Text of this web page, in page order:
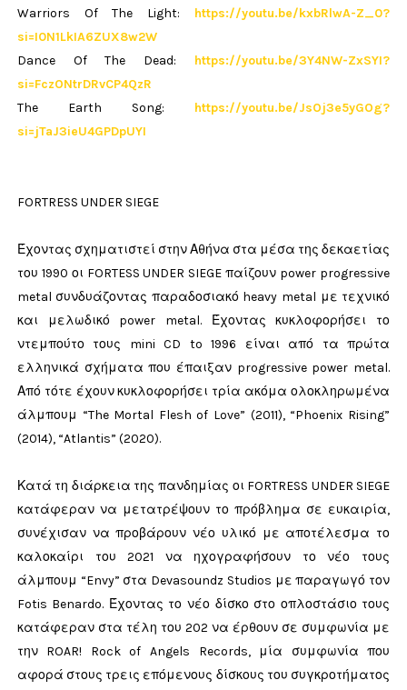
Warriors Of The Light: https://youtu.be/kxbRlwA-Z_0?
si=I0N1LkIA6ZUX8w2W
Dance Of The Dead: https://youtu.be/3Y4NW-ZxSYI?
si=FczONtrDRvCP4QzR
The Earth Song: https://youtu.be/JsOj3e5yGOg?
si=jTaJ3ieU4GPDpUYI
FORTRESS UNDER SIEGE
Έχοντας σχηματιστεί στην Αθήνα στα μέσα της δεκαετίας
του 1990 οι FORTESS UNDER SIEGE παίζουν power progressive
metal συνδυάζοντας παραδοσιακό heavy metal με τεχνικό
και μελωδικό power metal. Έχοντας κυκλοφορήσει το
ντεμπούτο τους mini CD to 1996 είναι από τα πρώτα
ελληνικά σχήματα που έπαιξαν progressive power metal.
Από τότε έχουν κυκλοφορήσει τρία ακόμα ολοκληρωμένα
άλμπουμ “The Mortal Flesh of Love” (2011), “Phoenix Rising”
(2014), “Atlantis” (2020).
Κατά τη διάρκεια της πανδημίας οι FORTRESS UNDER SIEGE
κατάφεραν να μετατρέψουν το πρόβλημα σε ευκαιρία,
συνέχισαν να προβάρουν νέο υλικό με αποτέλεσμα το
καλοκαίρι του 2021 να ηχογραφήσουν το νέο τους
άλμπουμ “Envy” στα Devasoundz Studios με παραγωγό τον
Fotis Benardo. Έχοντας το νέο δίσκο στο οπλοστάσιο τους
κατάφεραν στα τέλη του 202 να έρθουν σε συμφωνία με
την ROAR! Rock of Angels Records, μία συμφωνία που
αφορά στους τρεις επόμενους δίσκους του συγκροτήματος